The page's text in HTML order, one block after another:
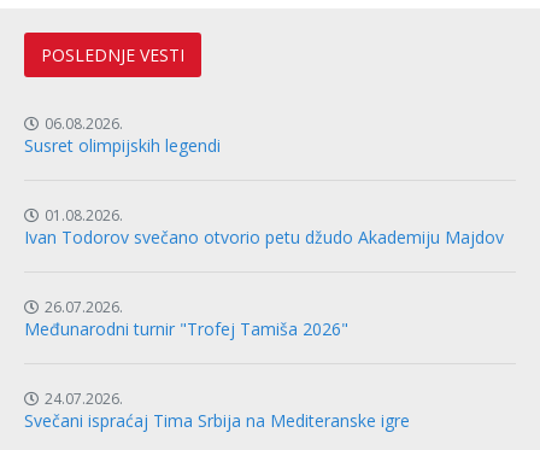
POSLEDNJE VESTI
06.08.2026.
Susret olimpijskih legendi
01.08.2026.
Ivan Todorov svečano otvorio petu džudo Akademiju Majdov
26.07.2026.
Međunarodni turnir "Trofej Tamiša 2026"
24.07.2026.
Svečani ispraćaj Tima Srbija na Mediteranske igre